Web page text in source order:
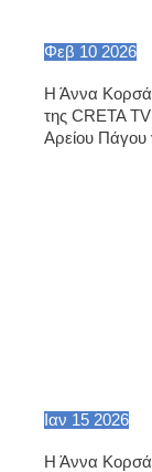
Φεβ 10 2026
Η Άννα
της CRETA
Αρείου Πάγου
Ιαν 15 2026
Η Άννα